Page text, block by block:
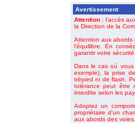
Avertissement
Attention: l'accès
la Direction de la
Attention aux abords
l'équilibre. En
garantir votre
Dans le cas où
exemple), la prise
trépied ni de flash.
tolérance peut être
interdite selon les
Adoptez un
propriétaire d'un
aux abords des